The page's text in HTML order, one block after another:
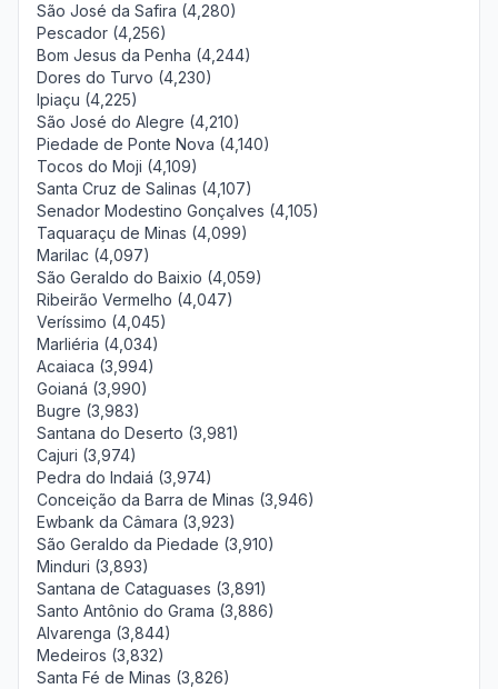
São José da Safira (4,280)
Pescador (4,256)
Bom Jesus da Penha (4,244)
Dores do Turvo (4,230)
Ipiaçu (4,225)
São José do Alegre (4,210)
Piedade de Ponte Nova (4,140)
Tocos do Moji (4,109)
Santa Cruz de Salinas (4,107)
Senador Modestino Gonçalves (4,105)
Taquaraçu de Minas (4,099)
Marilac (4,097)
São Geraldo do Baixio (4,059)
Ribeirão Vermelho (4,047)
Veríssimo (4,045)
Marliéria (4,034)
Acaiaca (3,994)
Goianá (3,990)
Bugre (3,983)
Santana do Deserto (3,981)
Cajuri (3,974)
Pedra do Indaiá (3,974)
Conceição da Barra de Minas (3,946)
Ewbank da Câmara (3,923)
São Geraldo da Piedade (3,910)
Minduri (3,893)
Santana de Cataguases (3,891)
Santo Antônio do Grama (3,886)
Alvarenga (3,844)
Medeiros (3,832)
Santa Fé de Minas (3,826)